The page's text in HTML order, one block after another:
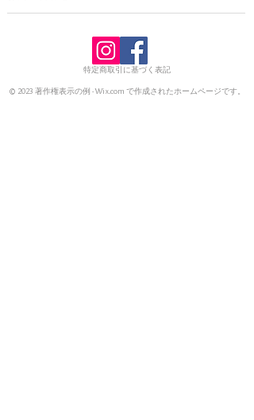
特定商取引に基づく表記
© 2023 著作権表示の例 -Wix.com で作成されたホームページです。